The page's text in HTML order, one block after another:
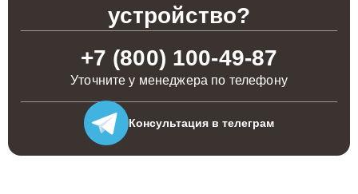
устройство?
+7 (800) 100-49-87
Уточните у менеджера по телефону
Консультация в телеграм